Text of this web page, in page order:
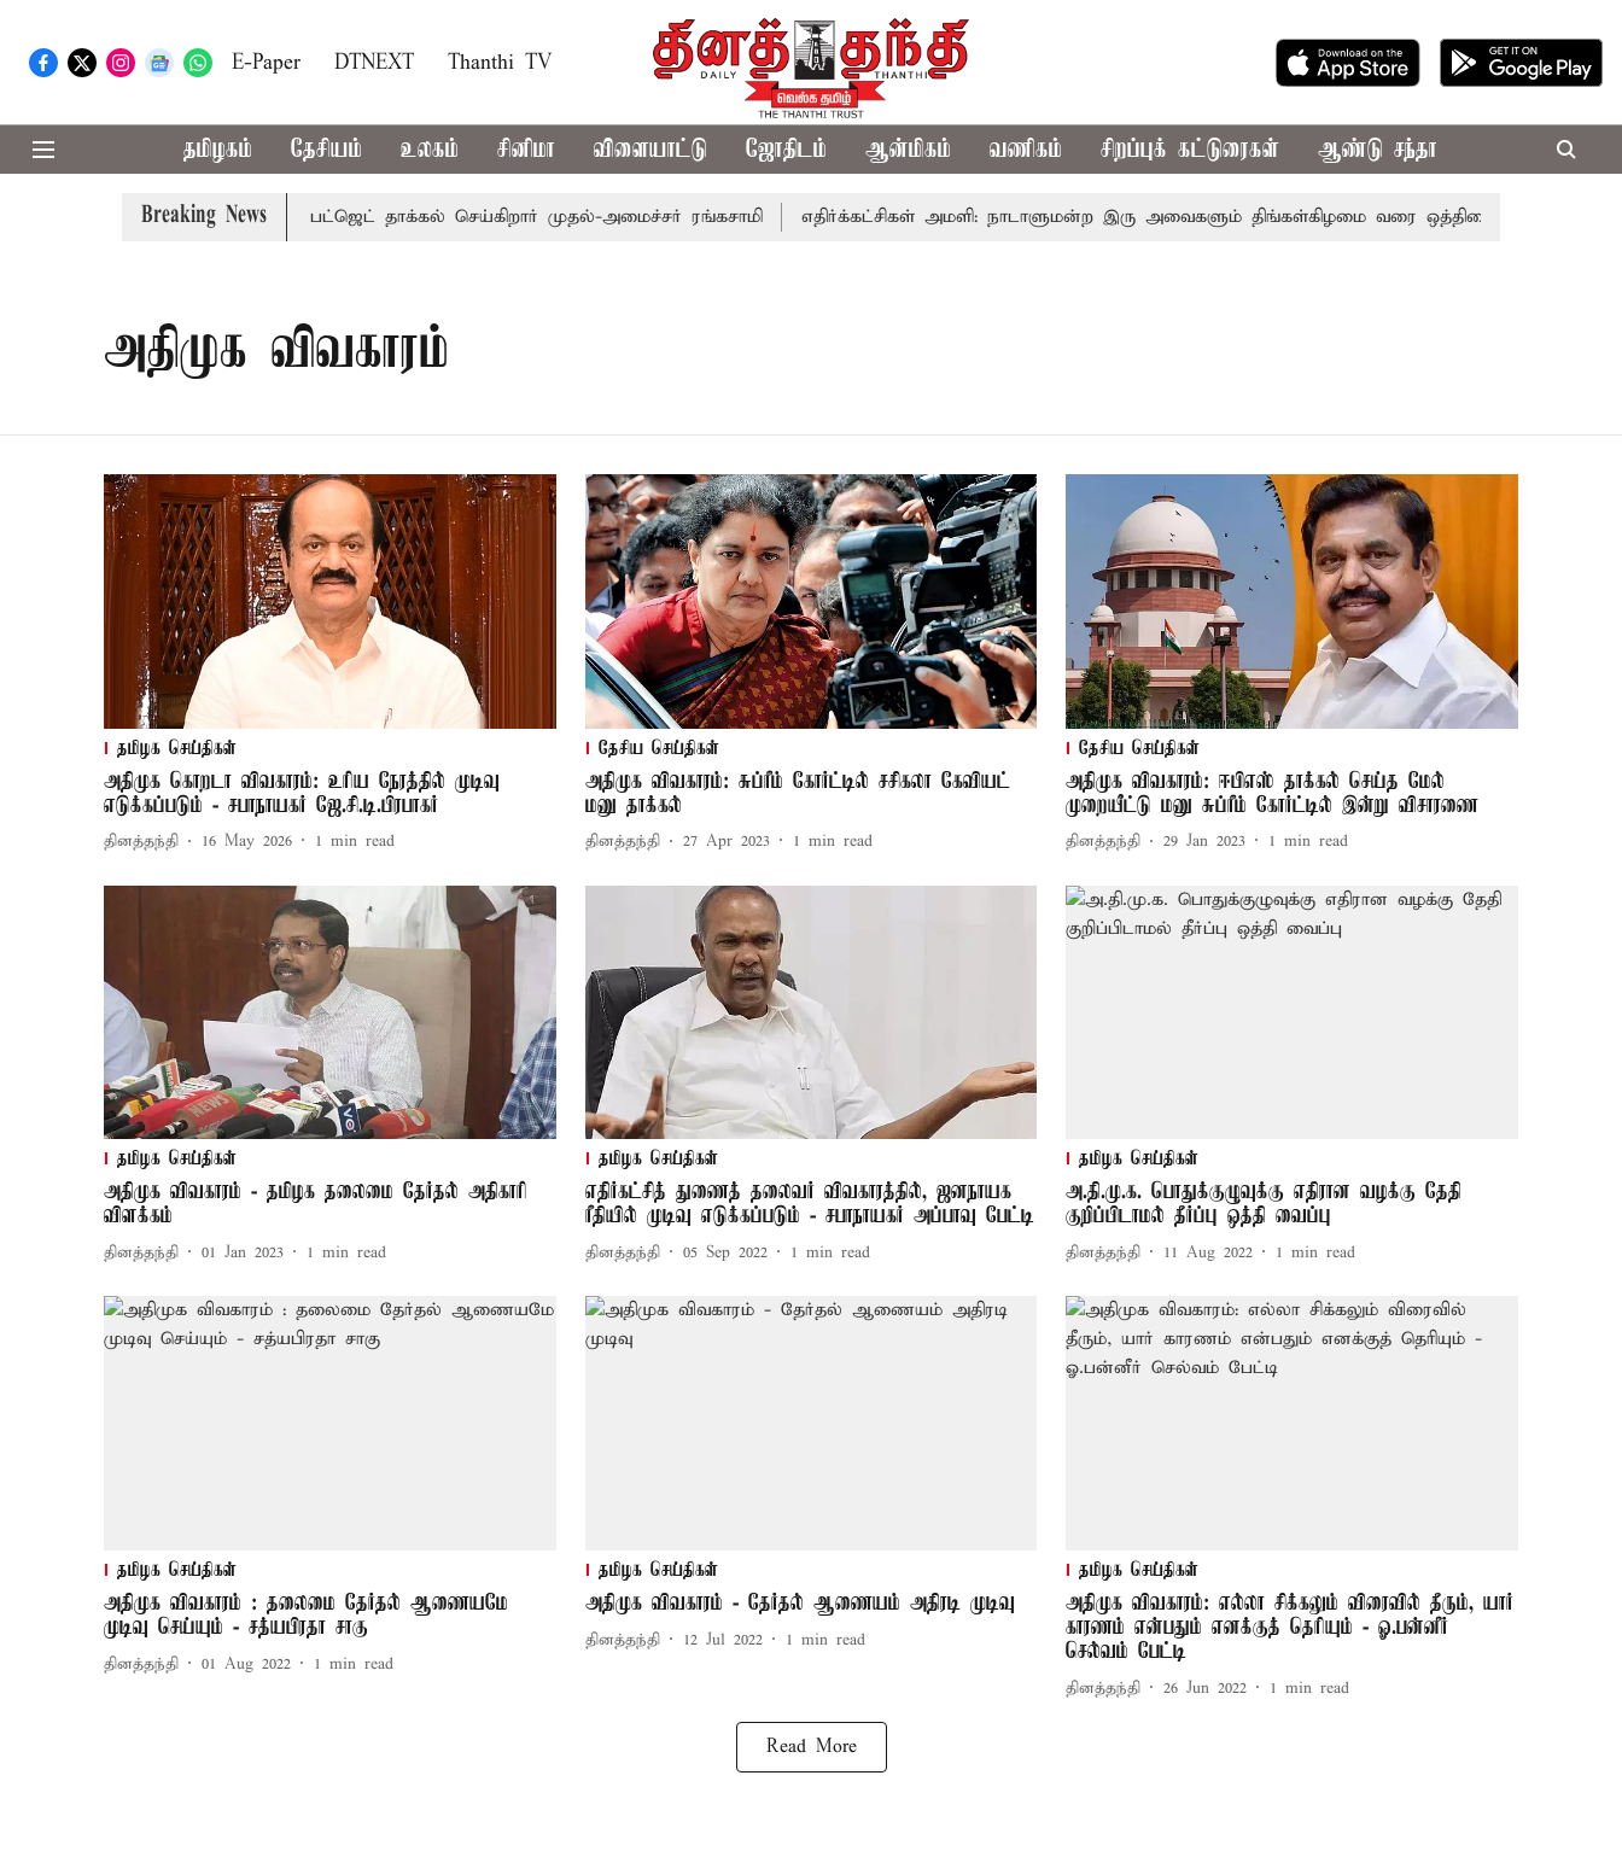
E-Paper DTNEXT Thanthi TV
தமிழகம் தேசியம் உலகம் சினிமா விளையாட்டு ஜோதிடம் ஆன்மிகம் வணிகம் சிறப்புக் கட்டுரைகள் ஆண்டு சந்தா
Breaking News
சட்டசபையில் வரும் 24ம் தேதி பட்ஜெட் தாக்கல் செய்கிறார் முதல்-அமைச்சர் ரங்கசாமி எதிர்க்கட்சிகள் அமளி: நாடாளுமன்ற இரு அவைகளும் திங்கள்கிழமை வரை ஒத்திவைப்பு
அதிமுக விவகாரம்
தமிழக செய்திகள்
அதிமுக கொறடா விவகாரம்: உரிய நேரத்தில் முடிவு
எடுக்கப்படும் - சபாநாயகர் ஜே.சி.டி.பிரபாகர்
தினத்தந்தி 16 May 2026 1 min read
தேசிய செய்திகள்
அதிமுக விவகாரம்: சுப்ரீம் கோர்ட்டில் சசிகலா கேவியட்
மனு தாக்கல்
தினத்தந்தி 27 Apr 2023 1 min read
தேசிய செய்திகள்
அதிமுக விவகாரம்: ஈபிஎஸ் தாக்கல் செய்த மேல்
முறையீட்டு மனு சுப்ரீம் கோர்ட்டில் இன்று விசாரணை
தினத்தந்தி 29 Jan 2023 1 min read
தமிழக செய்திகள்
அதிமுக விவகாரம் - தமிழக தலைமை தேர்தல் அதிகாரி
விளக்கம்
தினத்தந்தி 01 Jan 2023 1 min read
தமிழக செய்திகள்
எதிர்கட்சித் துணைத் தலைவர் விவகாரத்தில், ஜனநாயக
ரீதியில் முடிவு எடுக்கப்படும் - சபாநாயகர் அப்பாவு பேட்டி
தினத்தந்தி 05 Sep 2022 1 min read
தமிழக செய்திகள்
அ.தி.மு.க. பொதுக்குழுவுக்கு எதிரான வழக்கு தேதி
குறிப்பிடாமல் தீர்ப்பு ஒத்தி வைப்பு
தினத்தந்தி 11 Aug 2022 1 min read
தமிழக செய்திகள்
அதிமுக விவகாரம் : தலைமை தேர்தல் ஆணையமே
முடிவு செய்யும் - சத்யபிரதா சாகு
தினத்தந்தி 01 Aug 2022 1 min read
தமிழக செய்திகள்
அதிமுக விவகாரம் - தேர்தல் ஆணையம் அதிரடி முடிவு
தினத்தந்தி 12 Jul 2022 1 min read
தமிழக செய்திகள்
அதிமுக விவகாரம்: எல்லா சிக்கலும் விரைவில் தீரும், யார்
காரணம் என்பதும் எனக்குத் தெரியும் - ஓ.பன்னீர்
செல்வம் பேட்டி
தினத்தந்தி 26 Jun 2022 1 min read
Read More